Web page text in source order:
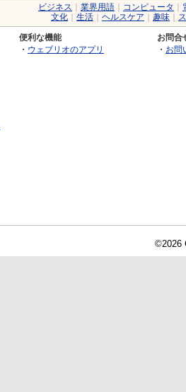
ビジネス 業界用語 コンピュータ
文化
生活 ヘルスケア 趣味
便利な機能
・ ウェブリオのアプリ
お問合
・ お問
©2026